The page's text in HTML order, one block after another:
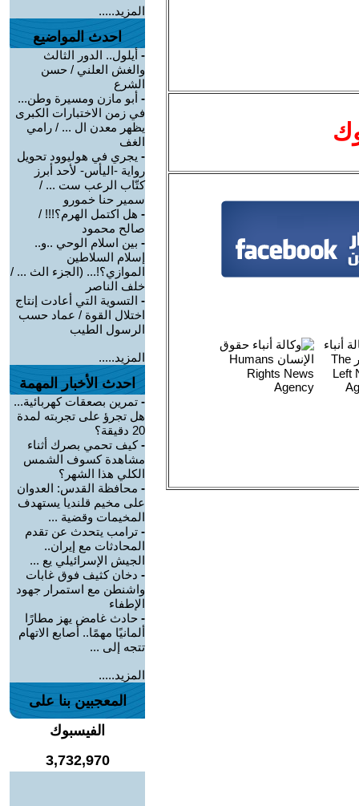
المزيد.....
احدث المواضيع
- أيلول.. الدور الثالث
والغش العلني / حسن
الشرع
- أبو مازن ومسيرة وطن...
في زمن الاختبارات الكبرى
يظهر معدن ال ... / رامي
الغف
- يجري في هوليوود تحويل
رواية -اليأس- لأحد أبرز
كتّاب الرعب ست ... /
سمير حنا خمورو
- هل اكتمل الهرم؟!!! /
صالح محمود
- بين اسلام الوحي ..و..
إسلام السلاطين
الموازي؟!... (الجزء الث ... /
خلف الناصر
- التسوية التي أعادت إنتاج
اختلال القوة / عماد حسب
الرسول الطيب
المزيد.....
احدث الأخبار المهمة
- تمرين بصعقات كهربائية...
هل تجرؤ على تجربته لمدة
20 دقيقة؟
-كيف تحمي بصرك أثناء
مشاهدة كسوف الشمس
الكلي هذا الشهر؟
- محافظة القدس: العدوان
على مخيم قلنديا يستهدف
المخيمات وقضية ...
- ترامب يتحدث عن تقدم
المحادثات مع إيران..
الجيش الإسرائيلي يع ...
- دخان كثيف فوق غابات
واشنطن مع استمرار جهود
الإطفاء
- حادث غامض يهز مطارًا
ألمانيًا مهمًا.. أصابع الاتهام
تتجه إلى ...
المزيد.....
المعجبين بنا على
الفيسبوك
3,732,970